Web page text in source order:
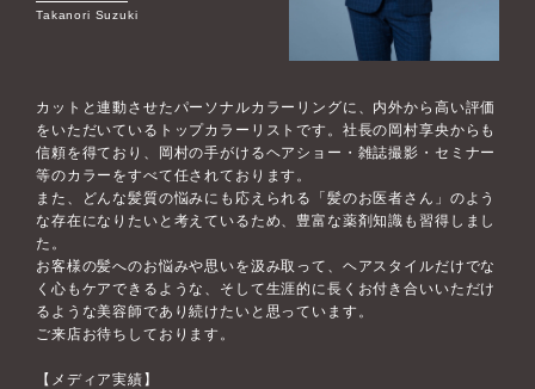
Takanori Suzuki
カットと連動させたパーソナルカラーリングに、内外から高い評価
をいただいているトップカラーリストです。社長の岡村享央からも
信頼を得ており、岡村の手がけるヘアショー・雑誌撮影・セミナー
等のカラーをすべて任されております。
また、どんな髪質の悩みにも応えられる「髪のお医者さん」のよう
な存在になりたいと考えているため、豊富な薬剤知識も習得しまし
た。
お客様の髪へのお悩みや思いを汲み取って、ヘアスタイルだけでな
く心もケアできるような、そして生涯的に長くお付き合いいただけ
るような美容師であり続けたいと思っています。
ご来店お待ちしております。
【メディア実績】